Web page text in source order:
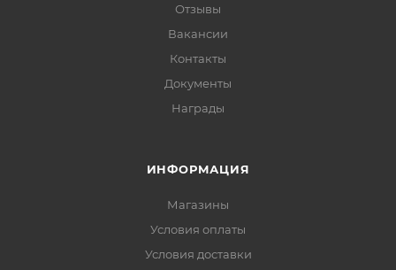
Отзывы
Вакансии
Контакты
Документы
Награды
ИНФОРМАЦИЯ
Магазины
Условия оплаты
Условия доставки